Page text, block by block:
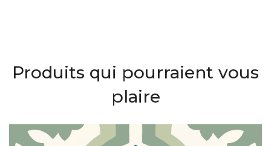
Produits qui pourraient vous
plaire